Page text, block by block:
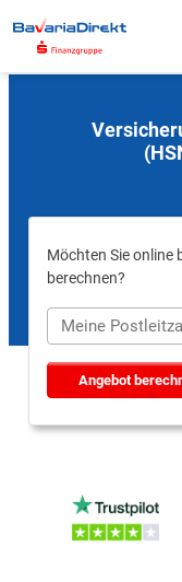
Hauptinhalt
Möchten Sie online
berechnen?
Angebot